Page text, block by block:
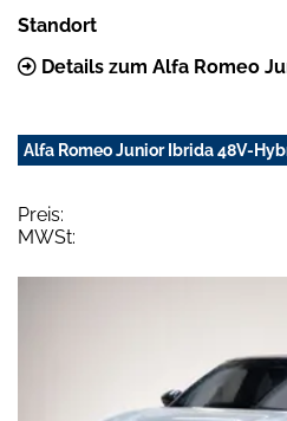
Standort
Details zum Alfa Romeo
Alfa Romeo Junior Ibrida 48V-
Preis:
MWSt: